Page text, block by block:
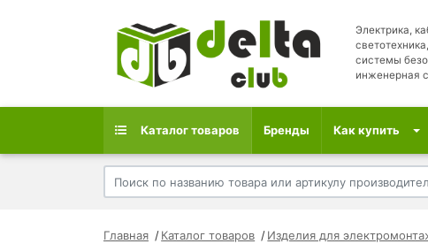
Электрика,
системы
инженерная
Каталог товаров Бренды Как купить
Главная Каталог товаров Изделия для